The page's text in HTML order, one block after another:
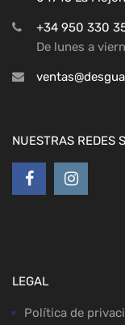
+34 950 330
De lunes a
NUESTRAS REDES
LEGAL
Política de